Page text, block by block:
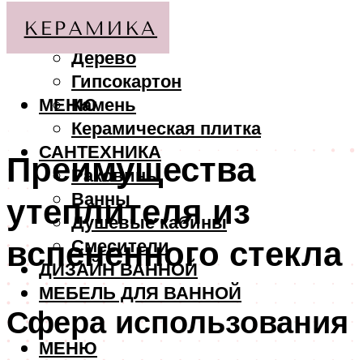
МАТЕРИАЛЫ
Дерево
Гипсокартон
Камень
Керамическая плитка
САНТЕХНИКА
Раковины
Ванны
Душевые кабины
Смесители
ДИЗАЙН ВАННОЙ
МЕБЕЛЬ ДЛЯ ВАННОЙ
МЕНЮ
МЕНЮ
Преимущества
утеплителя из
вспененного стекла
Сфера использования